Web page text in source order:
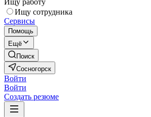
Ищу работу
Ищу сотрудника
Сервисы
Помощь
Ещё
Поиск
Сосногорск
Войти
Войти
Создать резюме